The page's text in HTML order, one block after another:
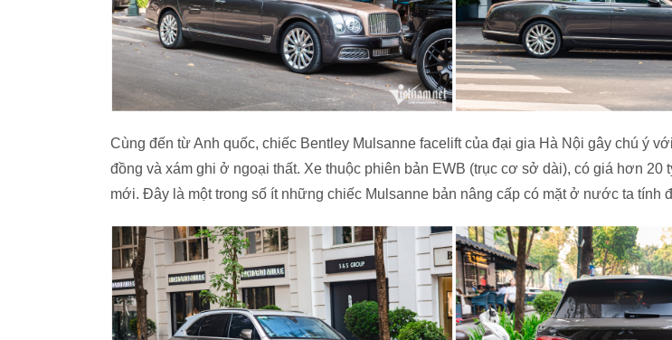
Cùng đến từ Anh quốc, chiếc Bentley Mulsanne facelift của đại gia Hà Nội gây chú ý
đồng và xám ghi ở ngoại thất. Xe thuộc phiên bản EWB (trục cơ sở dài), có giá hơn 20
mới. Đây là một trong số ít những chiếc Mulsanne bản nâng cấp có mặt ở nước ta tính